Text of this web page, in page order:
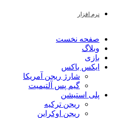
نرم افزار
صفحه نخست
وبلاگ
بازی
ایکس باکس
شارژ ریجن آمریکا
گیم پس آلتیمیت
پلی استیشن
ریجن ترکیه
ریجن اوکراین